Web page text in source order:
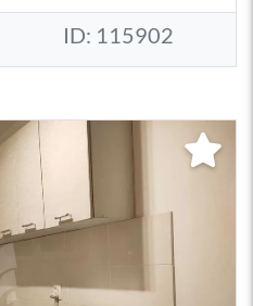
ID: 115902